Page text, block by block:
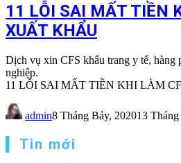
11 LỖI SAI MẤT TIỀN
XUẤT KHẨU
Dịch vụ xin CFS khẩu trang y tế,
nghiệp.
11 LỖI SAI MẤT TIỀN KHI LÀM
admin8 Tháng Bảy, 202013
Tin mới